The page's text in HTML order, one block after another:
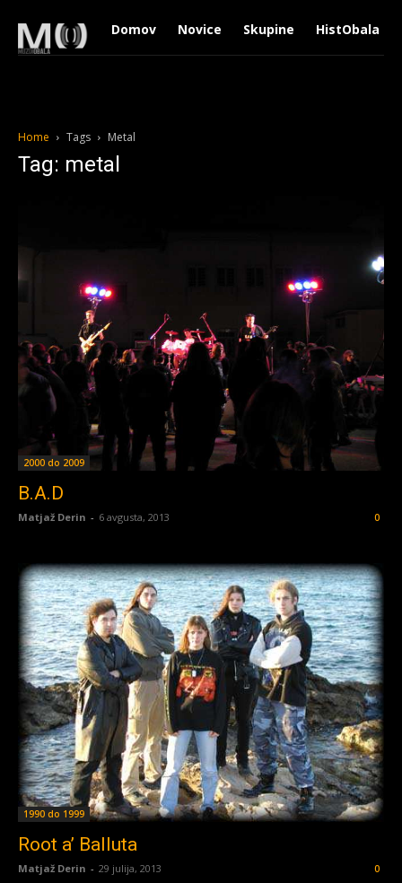
Domov Novice Skupine HistObala
Home Tags Metal
Tag: metal
2000 do 2009
B.A.D
Matjaž Derin - 6 avgusta, 2013 0
1990 do 1999
Root a’ Balluta
Matjaž Derin - 29 julija, 2013 0